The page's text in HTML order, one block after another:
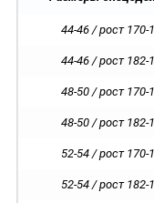
44-46 / рост 170-
44-46 / рост 182-
48-50 / рост 170-
48-50 / рост 182-
52-54 / рост 170-
52-54 / рост 182-